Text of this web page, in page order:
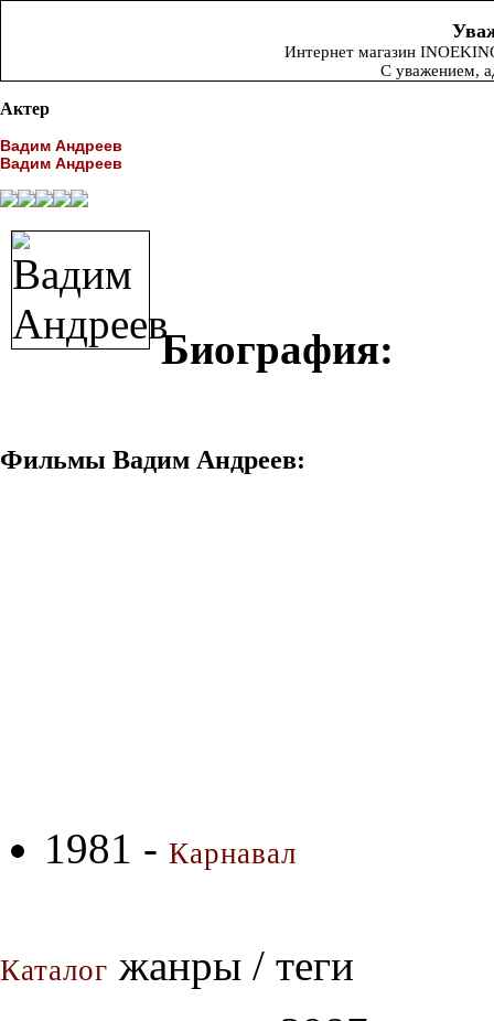
Интернет магазин
С уважением,
Актер
Вадим Андреев
Вадим Андреев
Биография:
Фильмы Вадим Андреев:
1981 - Карнавал
Каталог жанры / теги